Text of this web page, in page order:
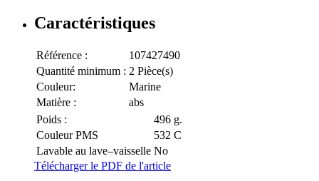
Caractéristiques
Référence :
107427490
Quantité minimum : 2 Pièce(s)
Couleur:
Marine
Matière :
abs
Poids :
496 g.
Couleur PMS
532 C
Lavable au lave–vaisselle No
Télécharger le PDF de l'article